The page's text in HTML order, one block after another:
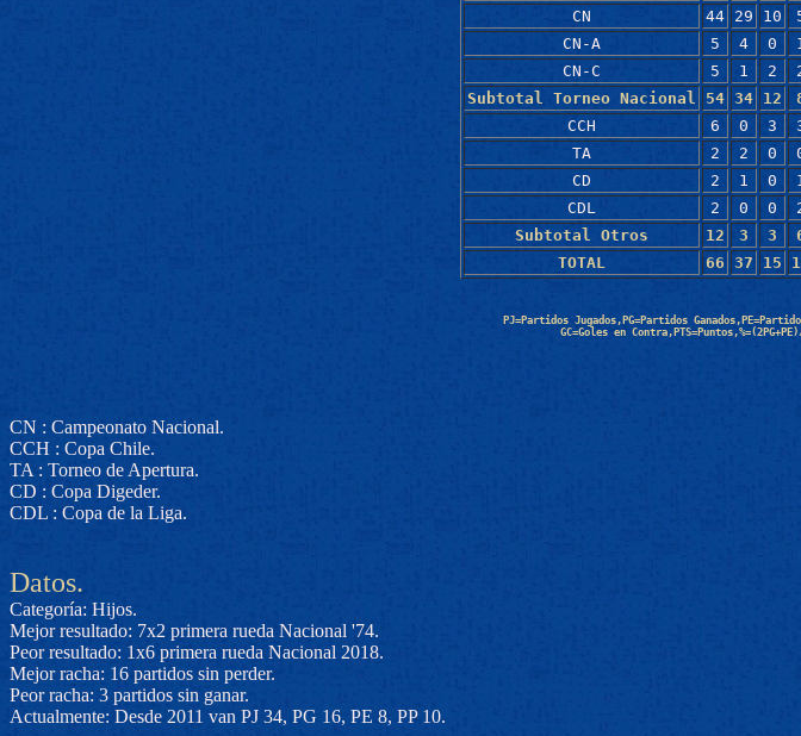
CN
44 29 10
CN-A
5 4 0 1
CN-C
5 1 2
Subtotal Torneo Nacional
54 34 12
CCH
6 0 3
TA
2 2 0
CD
2 1 0 1
CDL
2 0 0
Subtotal Otros
12 3 3
TOTAL
66 37 15
PJ=Partidos Jugados,PG=Partidos
GC=Goles en
CN : Campeonato Nacional.
CCH : Copa Chile.
TA : Torneo de Apertura.
CD : Copa Digeder.
CDL : Copa de la Liga.
Datos.
Categoría: Hijos.
Mejor resultado: 7x2 primera rueda Nacional '74.
Peor resultado: 1x6 primera rueda Nacional 2018.
Mejor racha: 16 partidos sin perder.
Peor racha: 3 partidos sin ganar.
Actualmente: Desde 2011 van PJ 34, PG 16, PE 8, PP 10.